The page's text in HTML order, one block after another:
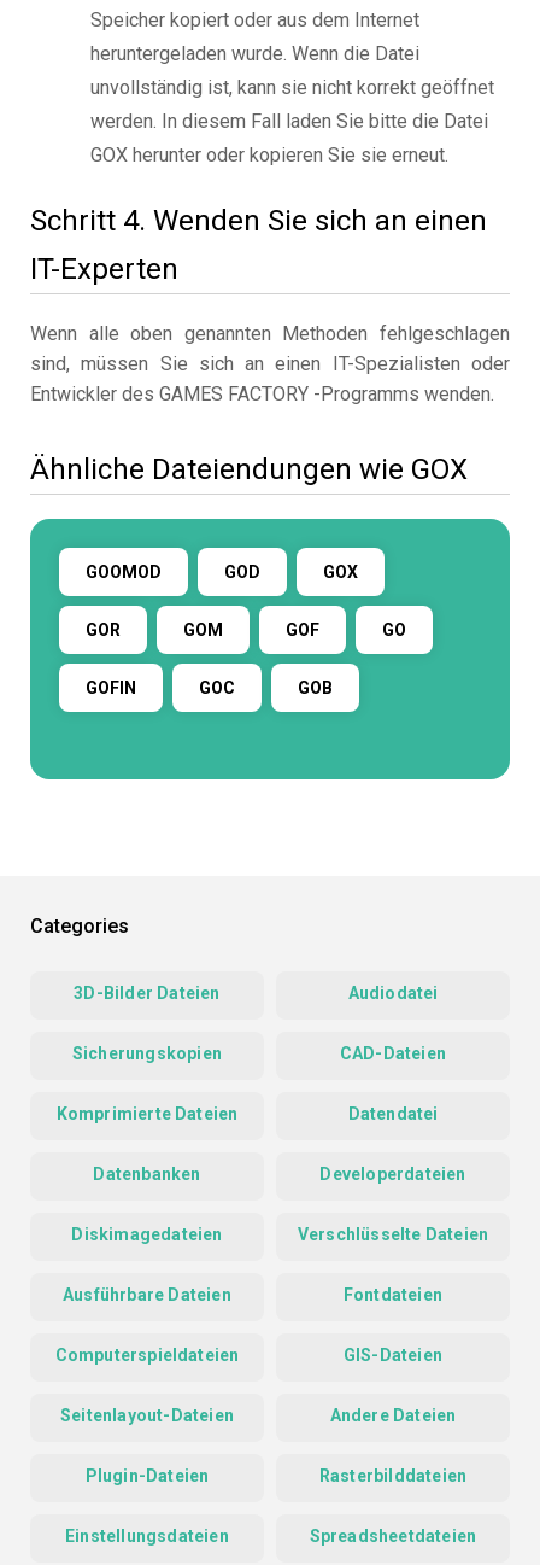
Speicher kopiert oder aus dem Internet
heruntergeladen wurde. Wenn die Datei
unvollständig ist, kann sie nicht korrekt geöffnet
werden. In diesem Fall laden Sie bitte die Datei
GOX herunter oder kopieren Sie sie erneut.
Schritt 4. Wenden Sie sich an einen
IT-Experten
Wenn alle oben genannten Methoden fehlgeschlagen
sind, müssen Sie sich an einen IT-Spezialisten oder
Entwickler des GAMES FACTORY -Programms wenden.
Ähnliche Dateiendungen wie GOX
GOOMOD GOD GOX
GOR GOM GOF GO
GOFIN GOC GOB
Categories
3D-Bilder Dateien Audiodatei
Sicherungskopien CAD-Dateien
Komprimierte Dateien Datendatei
Datenbanken Developerdateien
Diskimagedateien Verschlüsselte Dateien
Ausführbare Dateien Fontdateien
Computerspieldateien GIS-Dateien
Seitenlayout-Dateien Andere Dateien
Plugin-Dateien Rasterbilddateien
Einstellungsdateien Spreadsheetdateien